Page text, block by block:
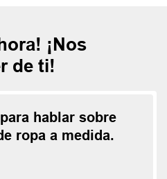
¡Nos
de ti!
hablar sobre
ropa a medida.